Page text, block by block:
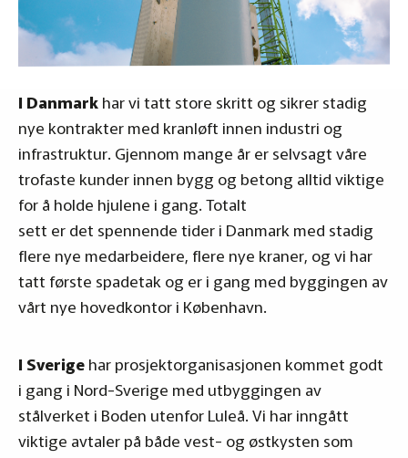
I Danmark har vi tatt store skritt og sikrer stadig
nye kontrakter med kranløft innen industri og
infrastruktur. Gjennom mange år er selvsagt våre
trofaste kunder innen bygg og betong alltid viktige
for å holde hjulene i gang. Totalt
sett er det spennende tider i Danmark med stadig
flere nye medarbeidere, flere nye kraner, og vi har
tatt første spadetak og er i gang med byggingen av
vårt nye hovedkontor i København.
I Sverige har prosjektorganisasjonen kommet godt
i gang i Nord-Sverige med utbyggingen av
stålverket i Boden utenfor Luleå. Vi har inngått
viktige avtaler på både vest- og østkysten som